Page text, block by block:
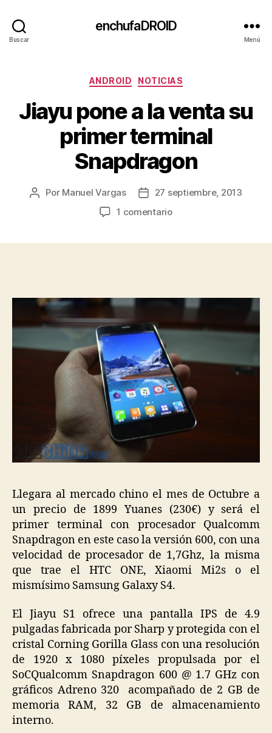
Buscar
enchufaDROID
Menú
Categorías
ANDROID NOTICIAS
Jiayu pone a la venta su
primer terminal
Snapdragon
Autor
Por Manuel Vargas
Fecha27 septiembre, 2013
1 comentarioen
primer
Snapdragon
Llegara al mercado chino el mes de Octubre a
un precio de 1899 Yuanes (230€) y será el
primer terminal con procesador Qualcomm
Snapdragon en este caso la versión 600, con una
velocidad de procesador de 1,7Ghz, la misma
que trae el HTC ONE, Xiaomi Mi2s o el
mismísimo Samsung Galaxy S4.
El Jiayu S1 ofrece una pantalla IPS de 4.9
pulgadas fabricada por Sharp y protegida con el
cristal Corning Gorilla Glass con una resolución
de 1920 x 1080 píxeles propulsada por el
SoCQualcomm Snapdragon 600 @ 1.7 GHz con
gráficos Adreno 320 acompañado de 2 GB de
memoria RAM, 32 GB de almacenamiento
interno.